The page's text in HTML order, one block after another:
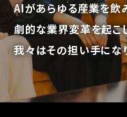
AIがあらゆる産業を飲
劇的な業界変革を起こ
我々はその担い手にな